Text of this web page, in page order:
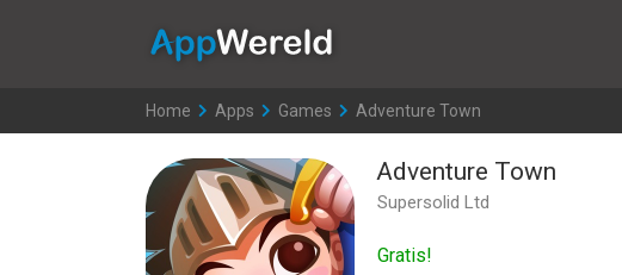
Home >
Apps >
Games >
Adventure Town
Adventure Town
Supersolid Ltd
Gratis!